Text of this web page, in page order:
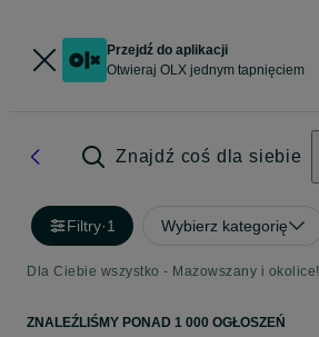
Przejdź do aplikacji
Otwieraj OLX jednym tapnięciem
Znajdź coś dla siebie
Filtry·1 Wybierz kategorię
Dla Ciebie wszystko - Mazowszany i okolice!
ZNALEŹLIŚMY PONAD 1 000 OGŁOSZEŃ